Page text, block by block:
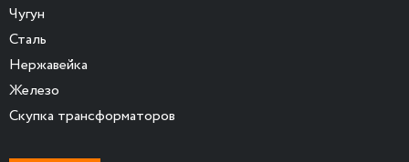
Чугун
Сталь
Нержавейка
Железо
Скупка трансформаторов